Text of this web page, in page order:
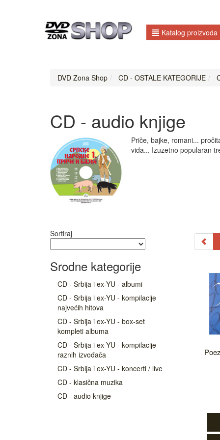
Katalog proizvoda
DVD Zona Shop CD - OSTALE KATEGORIJE
CD - audio knjige
Priče, bajke, romani...
vida... Izuzetno popularan
Sortiraj
Srodne kategorije
CD - Srbija i ex-YU - albumi
CD - Srbija i ex-YU - kompilacije
najvećih hitova
CD - Srbija i ex-YU - box-set
kompleti albuma
CD - Srbija i ex-YU - kompilacije
raznih izvođača
CD - Srbija i ex-YU - koncerti / live
CD - klasična muzika
CD - audio knjige